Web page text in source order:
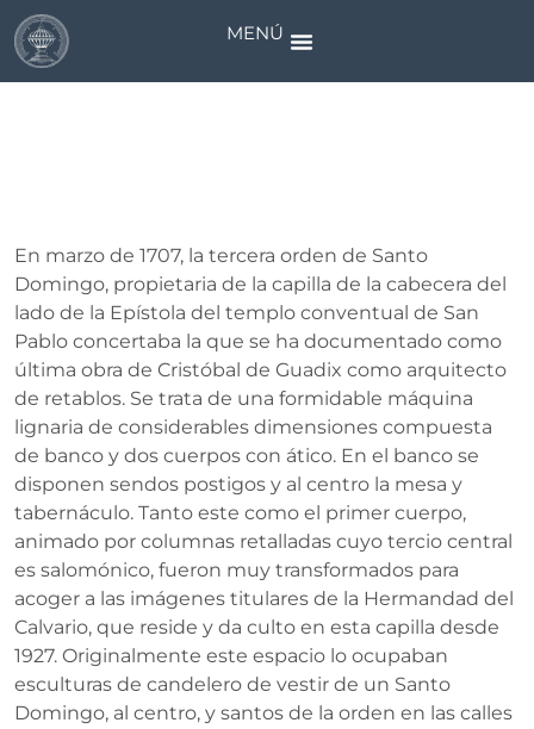
MENÚ
En marzo de 1707, la tercera orden de Santo
Domingo, propietaria de la capilla de la cabecera del
lado de la Epístola del templo conventual de San
Pablo concertaba la que se ha documentado como
última obra de Cristóbal de Guadix como arquitecto
de retablos. Se trata de una formidable máquina
lignaria de considerables dimensiones compuesta
de banco y dos cuerpos con ático. En el banco se
disponen sendos postigos y al centro la mesa y
tabernáculo. Tanto este como el primer cuerpo,
animado por columnas retalladas cuyo tercio central
es salomónico, fueron muy transformados para
acoger a las imágenes titulares de la Hermandad del
Calvario, que reside y da culto en esta capilla desde
1927. Originalmente este espacio lo ocupaban
esculturas de candelero de vestir de un Santo
Domingo, al centro, y santos de la orden en las calles